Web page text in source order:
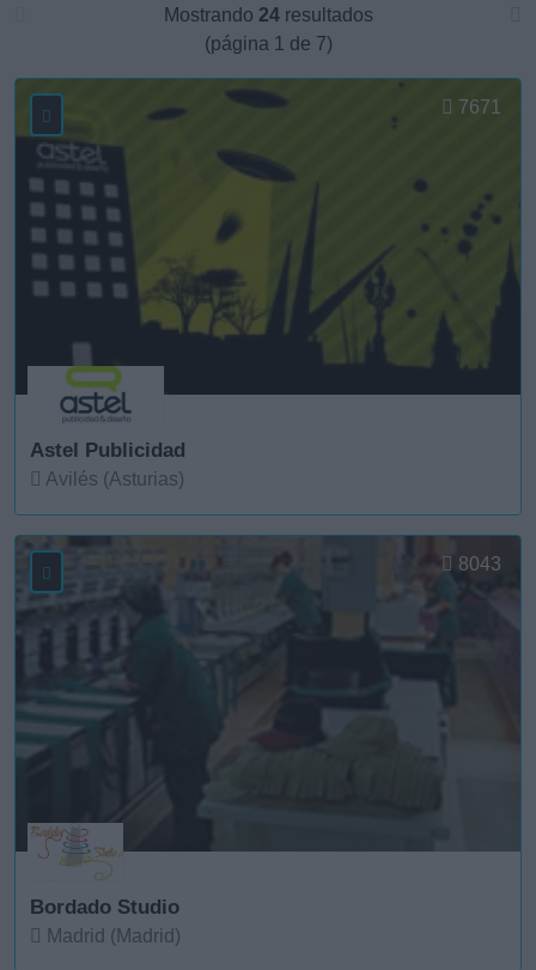
Mostrando 24resultados
(página 1 de 7)
Astel Publicidad
Avilés (Asturias)
7671
Bordado Studio
Madrid (Madrid)
8043